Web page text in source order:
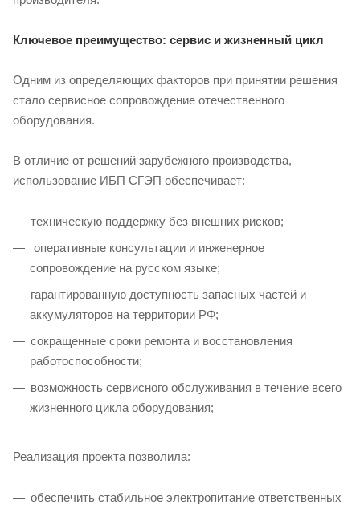
Ключевое преимущество: сервис и жизненный цикл
Одним из определяющих факторов при принятии решения
стало сервисное сопровождение отечественного
оборудования.
В отличие от решений зарубежного производства,
использование ИБП СГЭП обеспечивает:
техническую поддержку без внешних рисков;
оперативные консультации и инженерное
сопровождение на русском языке;
гарантированную доступность запасных частей и
аккумуляторов на территории РФ;
сокращенные сроки ремонта и восстановления
работоспособности;
возможность сервисного обслуживания в течение всего
жизненного цикла оборудования;
Реализация проекта позволила:
обеспечить стабильное электропитание ответственных